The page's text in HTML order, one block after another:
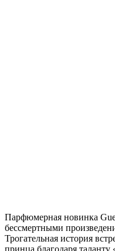
Парфюмерная новинка
бессмертными
Трогательная история
принца благодаря